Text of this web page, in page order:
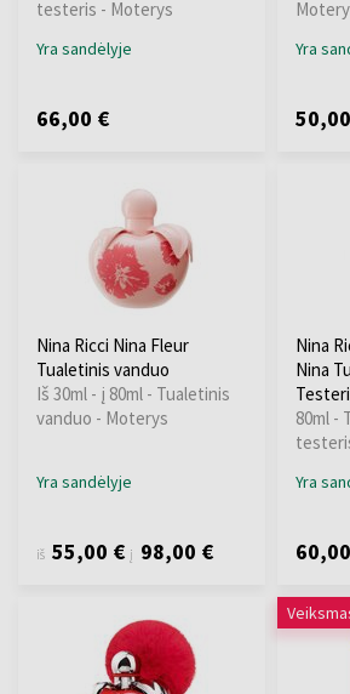
testeris - Moterys
Yra sandėlyje
66,00 €
Yra
Nina Ricci Nina Fleur
Tualetinis vanduo
Iš 30ml - į 80ml - Tualetinis
vanduo - Moterys
Yra sandėlyje
iš 55,00 € į 98,00 €
Nina
Nina
80ml -
Yra